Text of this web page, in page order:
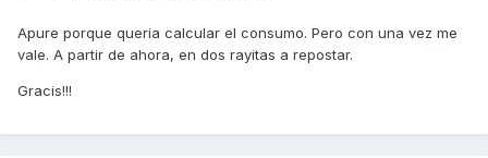
Apure porque queria calcular el consumo. Pero con una vez me
vale. A partir de ahora, en dos rayitas a repostar.
Gracis!!!